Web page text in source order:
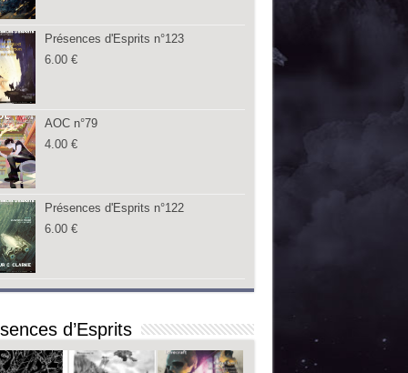
Présences d'Esprits n°123
6.00 €
AOC n°79
4.00 €
Présences d'Esprits n°122
6.00 €
d’Esprits